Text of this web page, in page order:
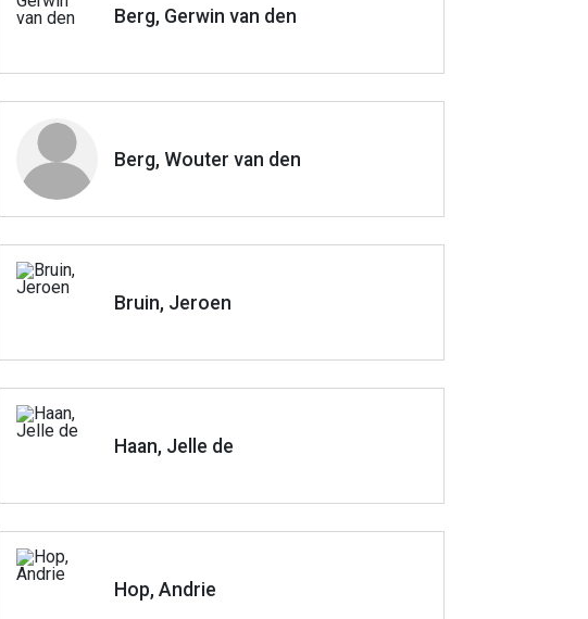
Berg, Gerwin van den
Berg, Wouter van den
Bruin, Jeroen
Haan, Jelle de
Hop, Andrie